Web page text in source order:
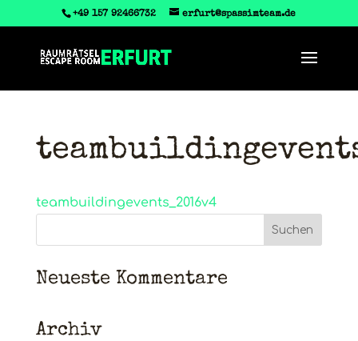
‭+49 157 92466732 erfurt@spassimteam.de
teambuildingevents_2016v4
Neueste Kommentare
Archiv